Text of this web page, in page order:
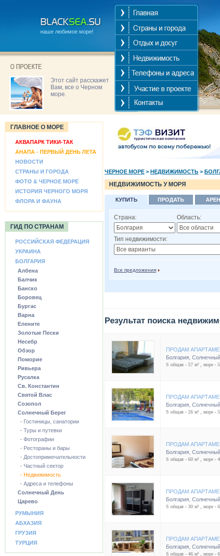
наше любимое море!
Этот сайт расскажет
Вам, все о Черном
море.
ГЛАВНОЕ О МОРЕ
АКВАПАРК ТИКИ-ТАК
АНАПА - ПЕРВЫЙ ДЕНЬ ЛЕТА
НОВОСТИ
СТРАНЫ И ГОРОДА
ФОТО & ЧЕРНОЕ МОРЕ
ИСТОРИЯ ЧЕРНОГО МОРЯ
ФЛОРА И ФАУНА
ГИД ПО СТРАНАМ
РОССИЙСКАЯ ФЕДЕРАЦИЯ
УКРАИНА
БОЛГАРИЯ
Албена
Балчик
Банско
Боровец
Бургас
Варна
Елените
Золотые Пески
Несебр
Обзор
Поморие
Ривьера
Русалка
Св. Константин
Святой Влас
Созопол
Солнечный Берег
- Гостиницы, санатории
- Туры и путевки
- Фотографии
- Рестораны и бары
- Достопримечательности
- Частный сектор
- Недвижимость
- Адреса и телефоны
Солнечный День
Царево
РУМЫНИЯ
АБХАЗИЯ
ГРУЗИЯ
ТУРЦИЯ
ЧЕРНОЕ МОРЕ > НЕДВИЖИМОСТЬ >
НЕДВИЖИМОСТЬ У МОРЯ
КУПИТЬ ПРОДАТЬ
Страна: Область:
Тип недвижимости:
Все предложения
Результат поиска
ПРОДАМ
Болгария
S общая - 57 м² , море -
ПРОДАМ
Болгария
S общая - 26 м² , море -
ПРОДАМ
Болгария
S общая - 60 м² , море -
ПРОДАМ
Болгария
S общая - 30 м² , море -
ПРОДАМ
Болгария
S общая - 46 м² , море -